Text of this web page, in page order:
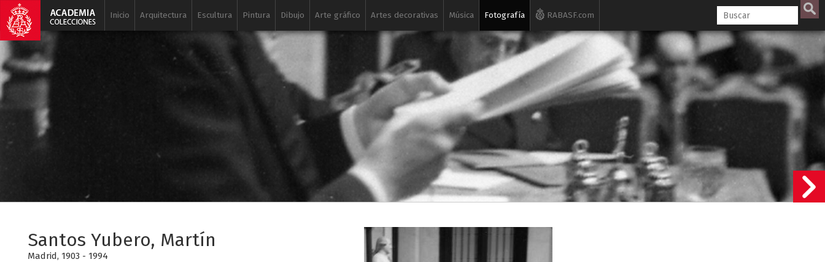
Inicio Arquitectura Escultura Pintura Dibujo Arte gráfico Artes decorativas Música Fotografía RABASF.com
Santos Yubero, Martín
Madrid, 1903 - 1994